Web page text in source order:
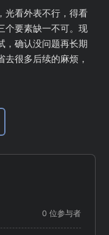
光看外表不行，得看
个要素缺一不可。现
，确认没问题再长期
很多后续的麻烦，
0 位参与者